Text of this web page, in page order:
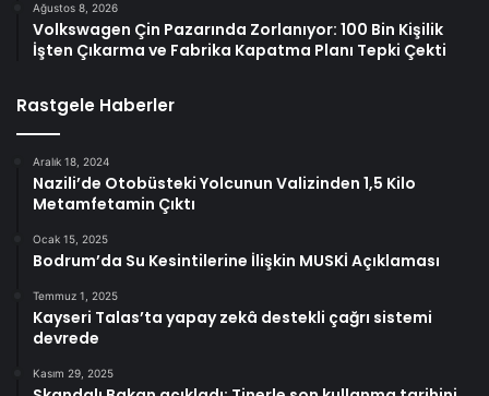
Ağustos 8, 2026
Volkswagen Çin Pazarında Zorlanıyor: 100 Bin Kişilik
İşten Çıkarma ve Fabrika Kapatma Planı Tepki Çekti
Rastgele Haberler
Aralık 18, 2024
Nazili’de Otobüsteki Yolcunun Valizinden 1,5 Kilo
Metamfetamin Çıktı
Ocak 15, 2025
Bodrum’da Su Kesintilerine İlişkin MUSKİ Açıklaması
Temmuz 1, 2025
Kayseri Talas’ta yapay zekâ destekli çağrı sistemi
devrede
Kasım 29, 2025